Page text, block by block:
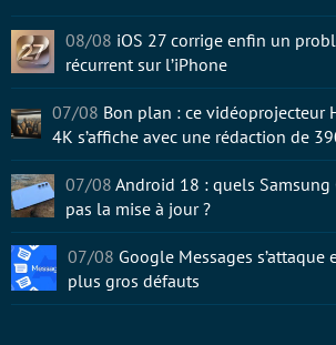
08/08 iOS 27 corrige enfin un
récurrent sur l’iPhone
07/08 Bon plan : ce vidéoprojecteur
4K s’affiche avec une rédaction de
07/08 Android 18 : quels Samsung
pas la mise à jour ?
07/08 Google Messages s’attaque
plus gros défauts